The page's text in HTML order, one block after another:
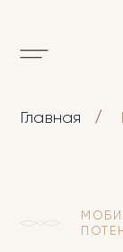
Главная